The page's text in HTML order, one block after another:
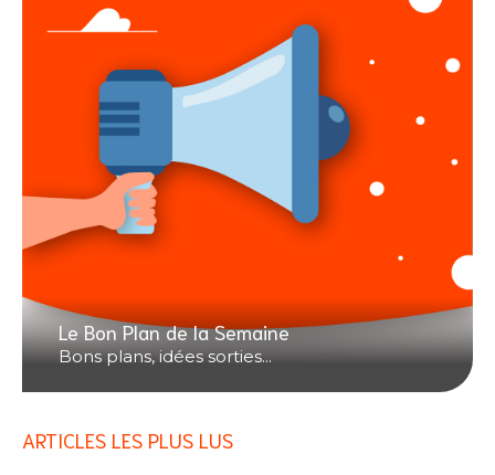
Le Bon Plan de la Semaine
Bons plans, idées sorties...
ARTICLES LES PLUS LUS